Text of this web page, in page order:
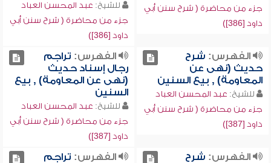
جزء من محاضرة ( شرح سنن أبي
داود [386])
للشيخ: عبد المحسن العباد
جزء من محاضرة ( شرح سنن أبي
داود [386])
الفهرس: شرح
حديث (نهى عن
المعاومة) , بيع السنين
للشيخ: عبد المحسن العباد
جزء من محاضرة ( شرح سنن أبي
داود [387])
الفهرس: تراجم
رجال إسناد حديث
(نهى عن المعاومة) , بيع
السنين
للشيخ: عبد المحسن العباد
جزء من محاضرة ( شرح سنن أبي
داود [387])
الفهرس: شرح
الفهرس: تراجم